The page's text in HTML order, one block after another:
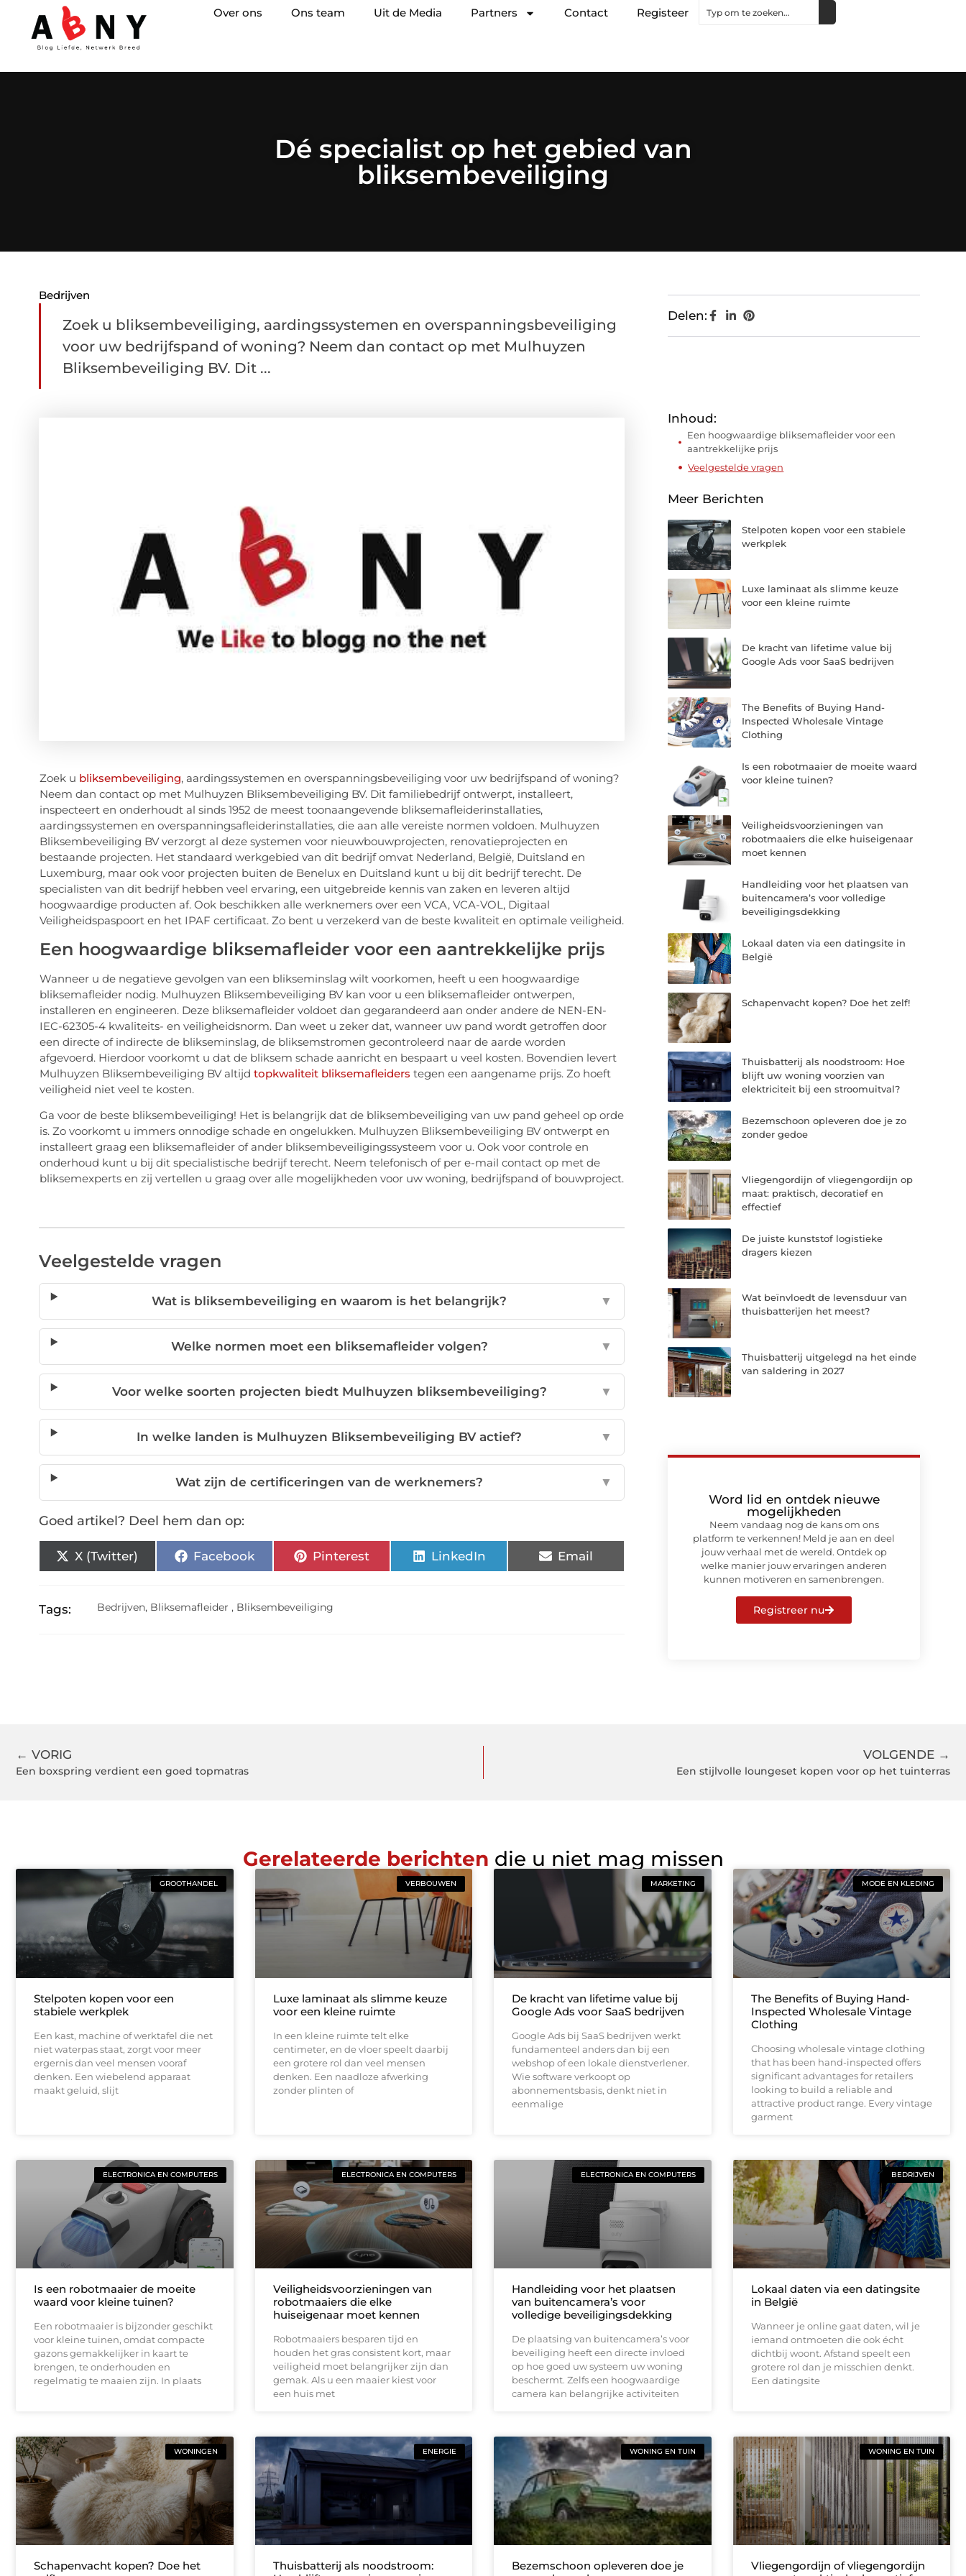
Over ons Ons team Uit de Media Partners Contact Registeer
Dé specialist op het gebied van
bliksembeveiliging
Bedrijven
Zoek u bliksembeveiliging, aardingssystemen en overspanningsbeveiliging
voor uw bedrijfspand of woning? Neem dan contact op met Mulhuyzen
Bliksembeveiliging BV. Dit ...
Zoek u bliksembeveiliging, aardingssystemen en overspanningsbeveiliging voor uw bedrijfspand of woning?
Neem dan contact op met Mulhuyzen Bliksembeveiliging BV. Dit familiebedrijf ontwerpt, installeert,
inspecteert en onderhoudt al sinds 1952 de meest toonaangevende bliksemafleiderinstallaties,
aardingssystemen en overspanningsafleiderinstallaties, die aan alle vereiste normen voldoen. Mulhuyzen
Bliksembeveiliging BV verzorgt al deze systemen voor nieuwbouwprojecten, renovatieprojecten en
bestaande projecten. Het standaard werkgebied van dit bedrijf omvat Nederland, België, Duitsland en
Luxemburg, maar ook voor projecten buiten de Benelux en Duitsland kunt u bij dit bedrijf terecht. De
specialisten van dit bedrijf hebben veel ervaring, een uitgebreide kennis van zaken en leveren altijd
hoogwaardige producten af. Ook beschikken alle werknemers over een VCA, VCA-VOL, Digitaal
Veiligheidspaspoort en het IPAF certificaat. Zo bent u verzekerd van de beste kwaliteit en optimale veiligheid.
Een hoogwaardige bliksemafleider voor een aantrekkelijke prijs
Wanneer u de negatieve gevolgen van een blikseminslag wilt voorkomen, heeft u een hoogwaardige
bliksemafleider nodig. Mulhuyzen Bliksembeveiliging BV kan voor u een bliksemafleider ontwerpen,
installeren en engineeren. Deze bliksemafleider voldoet dan gegarandeerd aan onder andere de NEN-EN-
IEC-62305-4 kwaliteits- en veiligheidsnorm. Dan weet u zeker dat, wanneer uw pand wordt getroffen door
een directe of indirecte de blikseminslag, de bliksemstromen gecontroleerd naar de aarde worden
afgevoerd. Hierdoor voorkomt u dat de bliksem schade aanricht en bespaart u veel kosten. Bovendien levert
Mulhuyzen Bliksembeveiliging BV altijd topkwaliteit bliksemafleiders tegen een aangename prijs. Zo hoeft
veiligheid niet veel te kosten.
Ga voor de beste bliksembeveiliging! Het is belangrijk dat de bliksembeveiliging van uw pand geheel op orde
is. Zo voorkomt u immers onnodige schade en ongelukken. Mulhuyzen Bliksembeveiliging BV ontwerpt en
installeert graag een bliksemafleider of ander bliksembeveiligingssysteem voor u. Ook voor controle en
onderhoud kunt u bij dit specialistische bedrijf terecht. Neem telefonisch of per e-mail contact op met de
bliksemexperts en zij vertellen u graag over alle mogelijkheden voor uw woning, bedrijfspand of bouwproject.
Veelgestelde vragen
Wat is bliksembeveiliging en waarom is het belangrijk? ▼
Welke normen moet een bliksemafleider volgen? ▼
Voor welke soorten projecten biedt Mulhuyzen bliksembeveiliging? ▼
In welke landen is Mulhuyzen Bliksembeveiliging BV actief? ▼
Wat zijn de certificeringen van de werknemers? ▼
Goed artikel? Deel hem dan op:
X (Twitter) Facebook Pinterest LinkedIn Email
Tags: Bedrijven, Bliksemafleider , Bliksembeveiliging
Delen:
Inhoud:
Een hoogwaardige bliksemafleider voor een
aantrekkelijke prijs
Veelgestelde vragen
Meer Berichten
Stelpoten kopen voor een stabiele
werkplek
Luxe laminaat als slimme keuze
voor een kleine ruimte
De kracht van lifetime value bij
Google Ads voor SaaS bedrijven
The Benefits of Buying Hand-
Inspected Wholesale Vintage
Clothing
Is een robotmaaier de moeite waard
voor kleine tuinen?
Veiligheidsvoorzieningen van
robotmaaiers die elke huiseigenaar
moet kennen
Handleiding voor het plaatsen van
buitencamera’s voor volledige
beveiligingsdekking
Lokaal daten via een datingsite in
België
Schapenvacht kopen? Doe het zelf!
Thuisbatterij als noodstroom: Hoe
blijft uw woning voorzien van
elektriciteit bij een stroomuitval?
Bezemschoon opleveren doe je zo
zonder gedoe
Vliegengordijn of vliegengordijn op
maat: praktisch, decoratief en
effectief
De juiste kunststof logistieke
dragers kiezen
Wat beïnvloedt de levensduur van
thuisbatterijen het meest?
Thuisbatterij uitgelegd na het einde
van saldering in 2027
Word lid en ontdek nieuwe
mogelijkheden
Neem vandaag nog de kans om ons
platform te verkennen! Meld je aan en deel
jouw verhaal met de wereld. Ontdek op
welke manier jouw ervaringen anderen
kunnen motiveren en samenbrengen.
Registreer nu
← VORIG
Een boxspring verdient een goed topmatras
VOLGENDE →
Een stijlvolle loungeset kopen voor op het tuinterras
Gerelateerde berichten die u niet mag missen
GROOTHANDEL
Stelpoten kopen voor een
stabiele werkplek
Een kast, machine of werktafel die net
niet waterpas staat, zorgt voor meer
ergernis dan veel mensen vooraf
denken. Een wiebelend apparaat
maakt geluid, slijt
VERBOUWEN
Luxe laminaat als slimme keuze
voor een kleine ruimte
In een kleine ruimte telt elke
centimeter, en de vloer speelt daarbij
een grotere rol dan veel mensen
denken. Een naadloze afwerking
zonder plinten of
MARKETING
De kracht van lifetime value bij
Google Ads voor SaaS bedrijven
Google Ads bij SaaS bedrijven werkt
fundamenteel anders dan bij een
webshop of een lokale dienstverlener.
Wie software verkoopt op
abonnementsbasis, denkt niet in
eenmalige
MODE EN KLEDING
The Benefits of Buying Hand-
Inspected Wholesale Vintage
Clothing
Choosing wholesale vintage clothing
that has been hand-inspected offers
significant advantages for retailers
looking to build a reliable and
attractive product range. Every vintage
garment
ELECTRONICA EN COMPUTERS
Is een robotmaaier de moeite
waard voor kleine tuinen?
Een robotmaaier is bijzonder geschikt
voor kleine tuinen, omdat compacte
gazons gemakkelijker in kaart te
brengen, te onderhouden en
regelmatig te maaien zijn. In plaats
ELECTRONICA EN COMPUTERS
Veiligheidsvoorzieningen van
robotmaaiers die elke
huiseigenaar moet kennen
Robotmaaiers besparen tijd en
houden het gras consistent kort, maar
veiligheid moet belangrijker zijn dan
gemak. Als u een maaier kiest voor
een huis met
ELECTRONICA EN COMPUTERS
Handleiding voor het plaatsen
van buitencamera’s voor
volledige beveiligingsdekking
De plaatsing van buitencamera’s voor
beveiliging heeft een directe invloed
op hoe goed uw systeem uw woning
beschermt. Zelfs een hoogwaardige
camera kan belangrijke activiteiten
BEDRIJVEN
Lokaal daten via een datingsite
in België
Wanneer je online gaat daten, wil je
iemand ontmoeten die ook écht
dichtbij woont. Afstand speelt een
grotere rol dan je misschien denkt.
Een datingsite
WONINGEN
Schapenvacht kopen? Doe het
ENERGIE
Thuisbatterij als noodstroom:
WONING EN TUIN
Bezemschoon opleveren doe je
WONING EN TUIN
Vliegengordijn of vliegengordijn